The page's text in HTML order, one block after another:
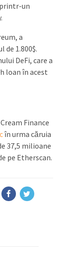
un
a
de 1.800$.
DeFi, care a
loan în acest
Finance
în urma căruia
37,5 milioane
pe Etherscan.